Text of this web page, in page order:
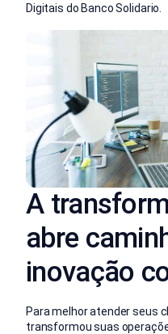
Digitais do Banco Solidario.
A
abre
inovação
Para melhor atender seus
transformou suas